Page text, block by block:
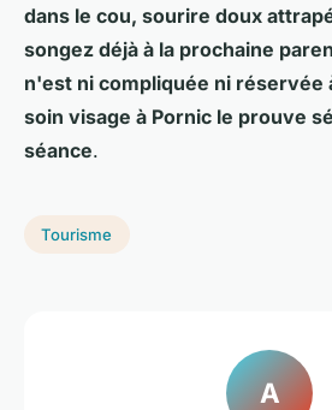
dans le cou, sourire doux
songez déjà à la prochaine
n'est ni compliquée ni réservée
soin visage à Pornic le prouve
séance.
Tourisme
A